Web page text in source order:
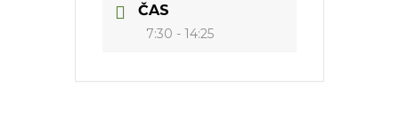
ČAS
7:30 - 14:25